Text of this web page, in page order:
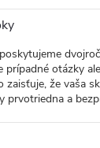
prípadné otázky
zaisťuje, že vaša
prvotriedna a